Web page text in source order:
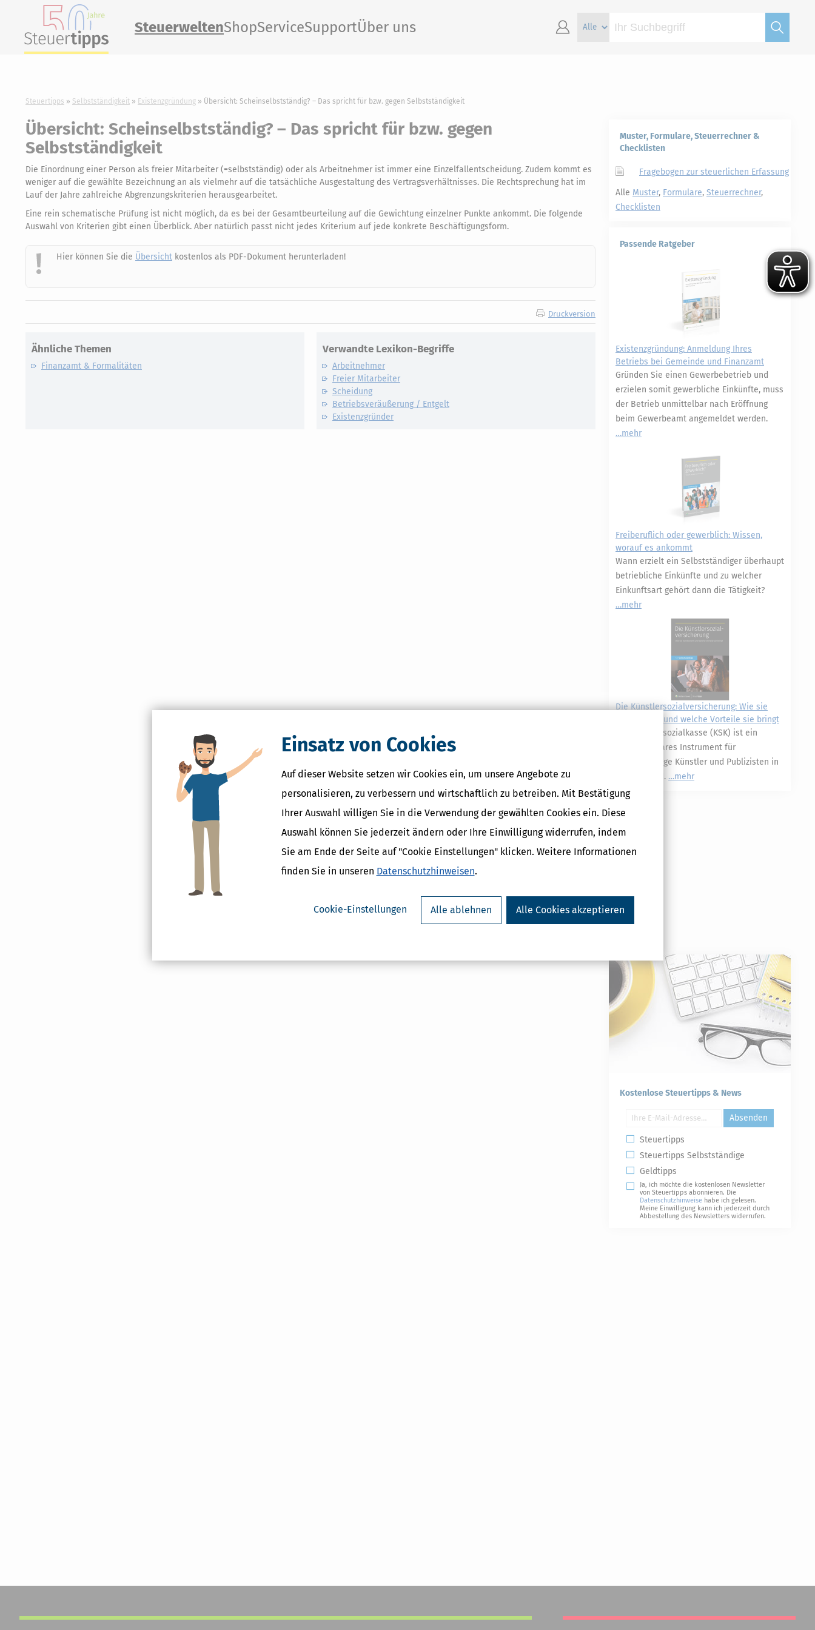
Einsatz von Cookies
Auf dieser Website setzen wir Cookies ein, um unsere Angebote zu
personalisieren, zu verbessern und wirtschaftlich zu betreiben. Mit Bestätigung
Ihrer Auswahl willigen Sie in die Verwendung der gewählten Cookies ein. Diese
Auswahl können Sie jederzeit ändern oder Ihre Einwilligung widerrufen, indem
Sie am Ende der Seite auf "Cookie Einstellungen" klicken. Weitere Informationen
finden Sie in unseren Datenschutzhinweisen.
Cookie-Einstellungen Alle ablehnen Alle Cookies akzeptieren
SteuerweltenShopServiceSupportÜber uns
Steuertipps Selbstständigkeit Existenzgründung Übersicht: Scheinselbstständig? – Das spricht für bzw. gegen Selbstständigkeit
Übersicht: Scheinselbstständig? – Das spricht für bzw. gegen
Selbstständigkeit
Die Einordnung einer Person als freier Mitarbeiter (=selbstständig) oder als Arbeitnehmer ist immer eine Einzelfallentscheidung. Zudem kommt es
weniger auf die gewählte Bezeichnung an als vielmehr auf die tatsächliche Ausgestaltung des Vertragsverhältnisses. Die Rechtsprechung hat im
Lauf der Jahre zahlreiche Abgrenzungskriterien herausgearbeitet.
Eine rein schematische Prüfung ist nicht möglich, da es bei der Gesamtbeurteilung auf die Gewichtung einzelner Punkte ankommt. Die folgende
Auswahl von Kriterien gibt einen Überblick. Aber natürlich passt nicht jedes Kriterium auf jede konkrete Beschäftigungsform.
Hier können Sie die Übersicht kostenlos als PDF-Dokument herunterladen!
Druckversion
Ähnliche Themen
Finanzamt & Formalitäten
Verwandte Lexikon-Begriffe
Arbeitnehmer
Freier Mitarbeiter
Scheidung
Betriebsveräußerung / Entgelt
Existenzgründer
Muster, Formulare, Steuerrechner &
Checklisten
Fragebogen zur steuerlichen Erfassung
Alle Muster, Formulare, Steuerrechner,
Checklisten
Passende Ratgeber
Existenzgründung: Anmeldung Ihres
Betriebs bei Gemeinde und Finanzamt
Gründen Sie einen Gewerbebetrieb und
erzielen somit gewerbliche Einkünfte, muss
der Betrieb unmittelbar nach Eröffnung
beim Gewerbeamt angemeldet werden.
mehr
Freiberuflich oder gewerblich: Wissen,
worauf es ankommt
Wann erzielt ein Selbstständiger überhaupt
betriebliche Einkünfte und zu welcher
Einkunftsart gehört dann die Tätigkeit?
mehr
Die Künstlersozialversicherung: Wie sie
funktioniert und welche Vorteile sie bringt
Die Künstlersozialkasse (KSK) ist ein
unverzichtbares Instrument für
selbstständige Künstler und Publizisten in
Deutschland.
mehr
Kostenlose Steuertipps & News
Absenden
Steuertipps
Steuertipps Selbstständige
Geldtipps
Ja, ich möchte die kostenlosen Newsletter
von Steuertipps abonnieren. Die
Datenschutzhinweise habe ich gelesen.
Meine Einwilligung kann ich jederzeit durch
Abbestellung des Newsletters widerrufen.